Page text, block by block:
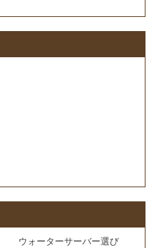
ウォーターサーバー選び